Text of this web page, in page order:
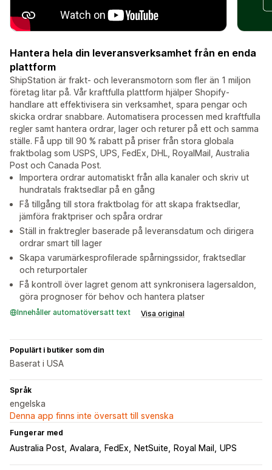
Hantera hela din leveransverksamhet från en enda
plattform
ShipStation är frakt- och leveransmotorn som fler än 1 miljon
företag litar på. Vår kraftfulla plattform hjälper Shopify-
handlare att effektivisera sin verksamhet, spara pengar och
skicka ordrar snabbare. Automatisera processen med kraftfulla
regler samt hantera ordrar, lager och returer på ett och samma
ställe. Få upp till 90 % rabatt på priser från stora globala
fraktbolag som USPS, UPS, FedEx, DHL, RoyalMail, Australia
Post och Canada Post.
Importera ordrar automatiskt från alla kanaler och skriv ut
hundratals fraktsedlar på en gång
Få tillgång till stora fraktbolag för att skapa fraktsedlar,
jämföra fraktpriser och spåra ordrar
Ställ in fraktregler baserade på leveransdatum och dirigera
ordrar smart till lager
Skapa varumärkesprofilerade spårningssidor, fraktsedlar
och returportaler
Få kontroll över lagret genom att synkronisera lagersaldon,
göra prognoser för behov och hantera platser
Innehåller automatöversatt text Visa original
Populärt i butiker som din
Baserat i USA
Språk
engelska
Denna app finns inte översatt till svenska
Fungerar med
Australia Post Avalara FedEx NetSuite Royal Mail UPS